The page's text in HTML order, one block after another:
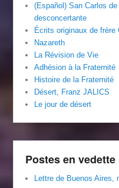
(Español) San Carlos
desconcertante
Écrits originaux de
Nazareth
La Révision de Vie
Adhésion à la Fraternité
Histoire de la Fraternité
Désert, Franz JALICS
Le jour de désert
Postes en vedette
Lettre de Buenos Aires,